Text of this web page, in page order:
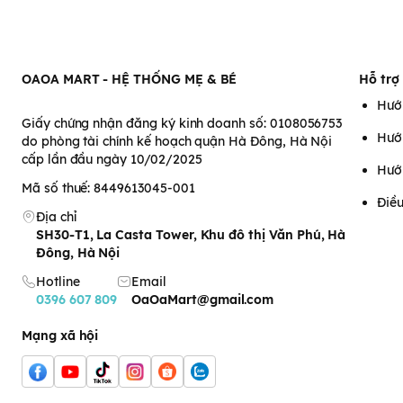
OAOA MART - HỆ THỐNG MẸ & BÉ
Giấy chứng nhận đăng ký kinh doanh số: 0108056753
do phòng tài chính kế hoạch quận Hà Đông, Hà Nội
cấp lần đầu ngày 10/02/2025
Mã số thuế: 8449613045-001
Địa chỉ
SH30-T1, La Casta Tower, Khu đô thị Văn Phú, Hà
Đông, Hà Nội
Hotline
0396 607 809
Email
OaOaMart@gmail.com
Mạng xã hội
Hỗ trợ